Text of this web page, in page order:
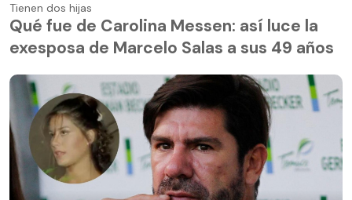
Tienen dos hijas
Qué fue de Carolina Messen: así luce la
exesposa de Marcelo Salas a sus 49 años